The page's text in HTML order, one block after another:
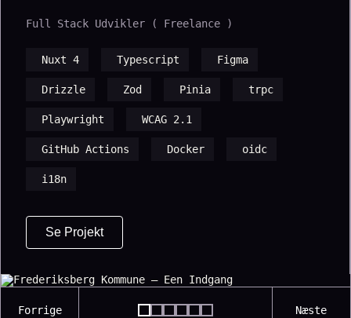
Full Stack Udvikler ( Freelance )
Nuxt 4 Typescript Figma
Drizzle Zod Pinia trpc
Playwright WCAG 2.1
GitHub Actions Docker oidc
i18n
Se Projekt
Forrige Næste